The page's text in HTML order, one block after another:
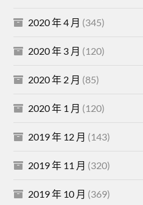
2020 年 4 月 (345)
2020 年 3 月 (120)
2020 年 2 月 (85)
2020 年 1 月 (120)
2019 年 12 月 (143)
2019 年 11 月 (320)
2019 年 10 月 (369)